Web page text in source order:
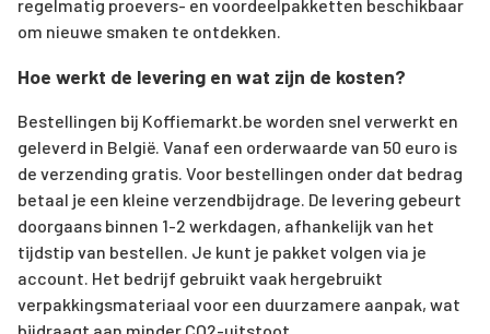
regelmatig proevers- en voordeelpakketten beschikbaar
om nieuwe smaken te ontdekken.
Hoe werkt de levering en wat zijn de kosten?
Bestellingen bij Koffiemarkt.be worden snel verwerkt en
geleverd in België. Vanaf een orderwaarde van 50 euro is
de verzending gratis. Voor bestellingen onder dat bedrag
betaal je een kleine verzendbijdrage. De levering gebeurt
doorgaans binnen 1-2 werkdagen, afhankelijk van het
tijdstip van bestellen. Je kunt je pakket volgen via je
account. Het bedrijf gebruikt vaak hergebruikt
verpakkingsmateriaal voor een duurzamere aanpak, wat
bijdraagt aan minder CO2-uitstoot.